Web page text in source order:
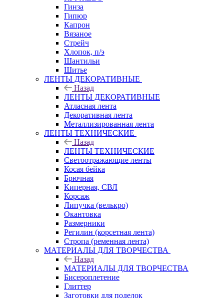
Гинза
Гипюр
Капрон
Вязаное
Стрейч
Хлопок, п/э
Шантильи
Шитье
ЛЕНТЫ ДЕКОРАТИВНЫЕ
Назад
ЛЕНТЫ ДЕКОРАТИВНЫЕ
Атласная лента
Декоративная лента
Металлизированная лента
ЛЕНТЫ ТЕХНИЧЕСКИЕ
Назад
ЛЕНТЫ ТЕХНИЧЕСКИЕ
Светоотражающие ленты
Косая бейка
Брючная
Киперная, СВЛ
Корсаж
Липучка (велькро)
Окантовка
Размерники
Регилин (корсетная лента)
Стропа (ременная лента)
МАТЕРИАЛЫ ДЛЯ ТВОРЧЕСТВА
Назад
МАТЕРИАЛЫ ДЛЯ ТВОРЧЕСТВА
Бисероплетение
Глиттер
Заготовки для поделок